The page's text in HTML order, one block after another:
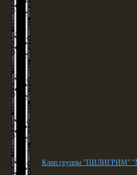
Клип группы "ПИЛИГРИМ"